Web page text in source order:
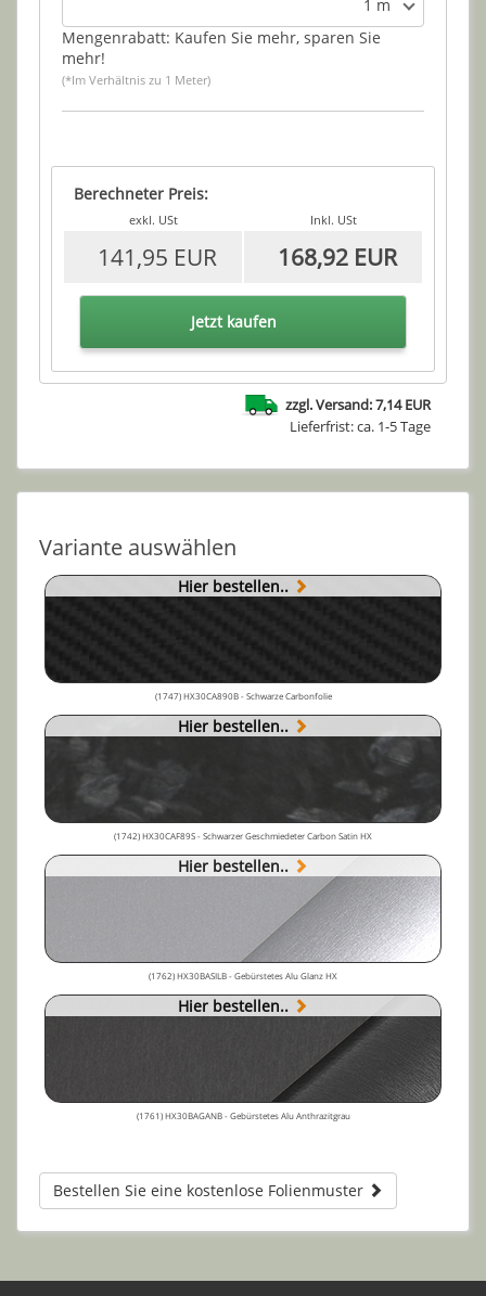
1 m
Mengenrabatt: Kaufen Sie mehr, sparen Sie
mehr!
(*Im Verhältnis zu 1 Meter)
Berechneter Preis:
exkl. USt Inkl. USt
141,95 EUR 168,92 EUR
Jetzt kaufen
zzgl. Versand: 7,14 EUR
Lieferfrist: ca. 1-5 Tage
Variante auswählen
Hier bestellen..
(1747) HX30CA890B - Schwarze Carbonfolie
Hier bestellen..
(1742) HX30CAF89S - Schwarzer Geschmiedeter Carbon Satin HX
Hier bestellen..
(1762) HX30BASILB - Gebürstetes Alu Glanz HX
Hier bestellen..
(1761) HX30BAGANB - Gebürstetes Alu Anthrazitgrau
Bestellen Sie eine kostenlose Folienmuster